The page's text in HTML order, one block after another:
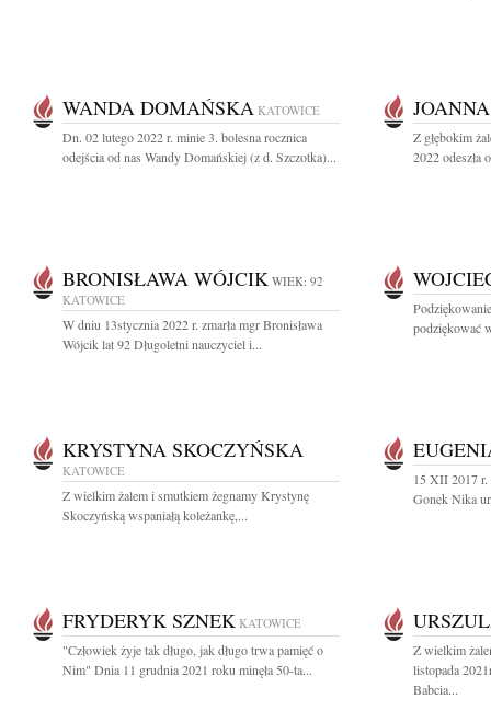
WANDA DOMAŃSKA KATOWICE
Dn. 02 lutego 2022 r. minie 3. bolesna rocznica
odejścia od nas Wandy Domańskiej (z d. Szczotka)...
Z głębokim
2022 odeszła
BRONISŁAWA WÓJCIK WIEK: 92
KATOWICE
W dniu 13stycznia 2022 r. zmarła mgr Bronisława
Wójcik lat 92 Długoletni nauczyciel i...
podziękować
KRYSTYNA SKOCZYŃSKA
KATOWICE
Z wielkim żalem i smutkiem żegnamy Krystynę
Skoczyńską wspaniałą koleżankę,...
15 XII 2017 r.
Gonek Nika
FRYDERYK SZNEK KATOWICE
"Człowiek żyje tak długo, jak długo trwa pamięć o
Nim" Dnia 11 grudnia 2021 roku minęła 50-ta...
Z wielkim
listopada
Babcia...